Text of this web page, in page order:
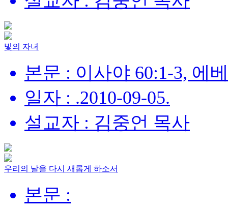
빛의 자녀
본문 : 이사야 60:1-3, 에
일자 : .2010-09-05.
설교자 : 김중언 목사
우리의 날을 다시 새롭게 하소서
본문 :